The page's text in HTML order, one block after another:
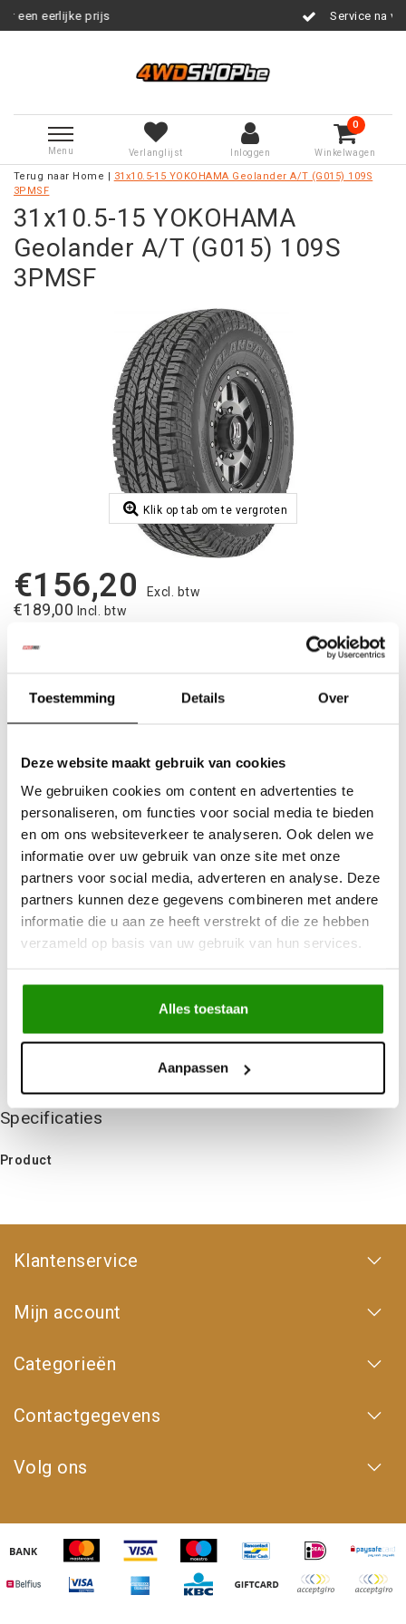
Toestemming Details Over
Deze website maakt gebruik van cookies
We gebruiken cookies om content en advertenties te
personaliseren, om functies voor social media te bieden
en om ons websiteverkeer te analyseren. Ook delen we
informatie over uw gebruik van onze site met onze
partners voor social media, adverteren en analyse. Deze
partners kunnen deze gegevens combineren met andere
informatie die u aan ze heeft verstrekt of die ze hebben
verzameld op basis van uw gebruik van hun services.
Alles toestaan
Aanpassen
prijs Service na verkoop
Menu Verlanglijst Inloggen
0
Winkelwagen
Terug naar Home
31x10.5-15 YOKOHAMA Geolander A/T (G015) 109S
3PMSF
31x10.5-15 YOKOHAMA
Geolander A/T (G015) 109S
3PMSF
Klik op tab om te vergroten
€156,20 Excl. btw
€189,00 Incl. btw
Toevoegen aan winkelwagen
Aan verlanglijst toevoegen
Betaalbarekwalitatieve producten
Uit voorraadleverbaar
Advies nodig?
Bel ons op +32 (0)89203068
Verzending doorheel Europa
+500nieuwe producten
Deel dit product
Niet gevonden wat je zocht?
Specificaties
Product
Klantenservice
Mijn account
Categorieën
Contactgegevens
Volg ons